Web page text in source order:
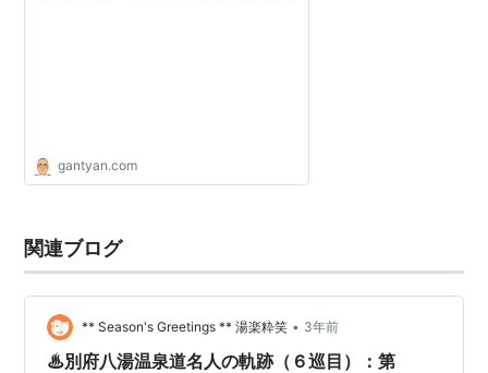
gantyan.com
関連ブログ
** Season's Greetings ** 湯楽粋笑 • 3年前
♨別府八湯温泉道名人の軌跡（６巡目）：第